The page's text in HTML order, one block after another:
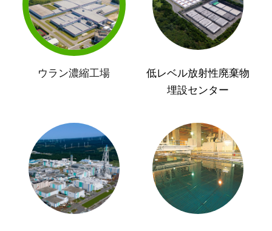
ウラン濃縮工場
低レベル放射性廃棄物
埋設センター